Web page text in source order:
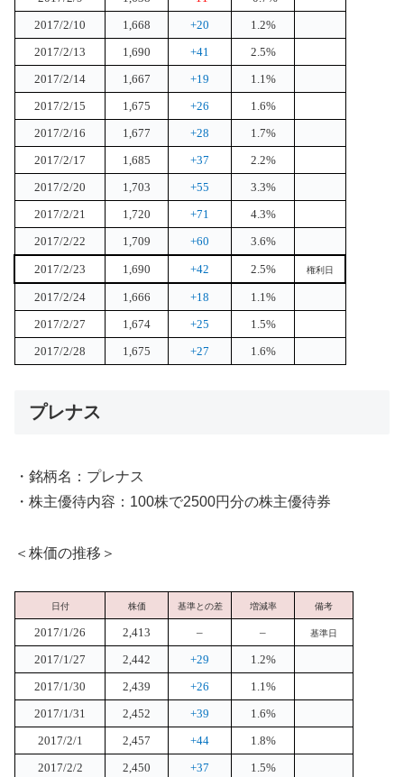
2017/2/10
1,668 +20
1.2%
2017/2/13
1,690 +41
2.5%
2017/2/14
1,667 +19
1.1%
2017/2/15
1,675 +26
1.6%
2017/2/16
1,677 +28
1.7%
2017/2/17
1,685 +37
2.2%
2017/2/20
1,703 +55
3.3%
2017/2/21
1,720 +71
4.3%
2017/2/22
1,709 +60 3.6%
2017/2/23 1,690 +42 2.5% 権利日
2017/2/24 1,666 +18
1.1%
2017/2/27
1,674 +25
1.5%
2017/2/28
1,675 +27 1.6%
プレナス
・銘柄名：プレナス
・株主優待内容：100株で2500円分の株主優待券
＜株価の推移＞
日付 株価 基準との差 増減率 備考
2017/1/26 2,413 – – 基準日
2017/1/27 2,442 +29
1.2%
2017/1/30
2,439 +26
1.1%
2017/1/31
2,452 +39
1.6%
2017/2/1
2,457 +44
1.8%
2017/2/2
2,450 +37
1.5%